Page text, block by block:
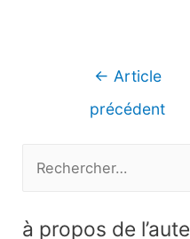
Navigation
← Article
précédent
à propos de